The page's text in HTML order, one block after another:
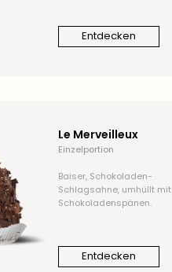
Entdecken
Le Merveilleux
Einzelportion
Baiser, Schokoladen-
Schlagsahne, umhüllt mit
Schokoladenspänen.
Entdecken